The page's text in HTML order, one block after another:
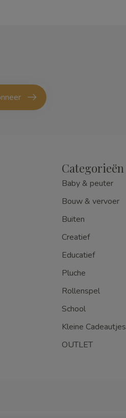
Categorieën
Baby & peuter
Bouw & vervoer
Buiten
Creatief
Educatief
Pluche
Rollenspel
School
Kleine Cadeautjes
OUTLET